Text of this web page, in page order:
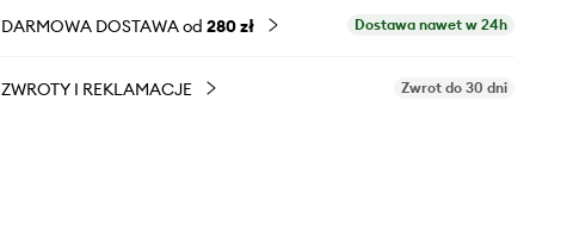
DARMOWA DOSTAWA od 280 zł Dostawa nawet w 24h
ZWROTY I REKLAMACJE Zwrot do 30 dni